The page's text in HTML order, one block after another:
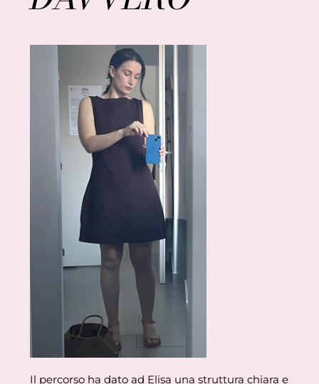
Il percorso ha dato ad Elisa una struttura chiara e